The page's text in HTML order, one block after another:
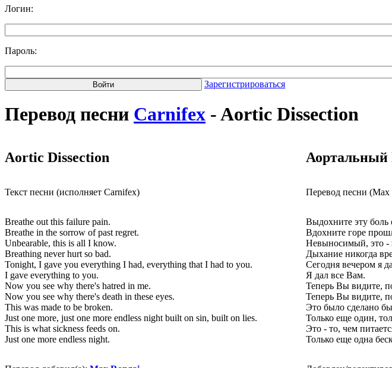
Логин:
Пароль:
Зарегистрироваться
Перевод песни Carnifex - Aortic Dissection
Aortic Dissection Аортальный
Текст песни (исполняет Carnifex) Перевод песни (Max
Breathe out this failure pain.
Breathe in the sorrow of past regret.
Unbearable, this is all I know.
Breathing never hurt so bad.
Tonight, I gave you everything I had, everything that I had to you.
I gave everything to you.
Now you see why there's hatred in me.
Now you see why there's death in these eyes.
This was made to be broken.
Just one more, just one more endless night built on sin, built on lies.
This is what sickness feeds on.
Just one more endless night.
Выдохните эту боль
Вдохните горе
Невыносимый, это -
Дыхание никогда
Сегодня вечером я
Я дал все Вам.
Теперь Вы видите,
Теперь Вы видите,
Это было сделано
Только еще один,
Это - то, чем
Только еще одна